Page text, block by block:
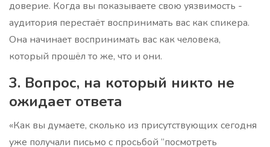
доверие. Когда вы показываете свою уязвимость -
аудитория перестаёт воспринимать вас как спикера.
Она начинает воспринимать вас как человека,
который прошёл то же, что и они.
3. Вопрос, на который никто не
ожидает ответа
«Как вы думаете, сколько из присутствующих сегодня
уже получали письмо с просьбой “посмотреть